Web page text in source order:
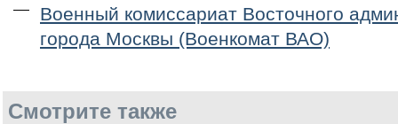
Военный комиссариат Восточного
города Москвы (Военкомат ВАО)
Смотрите также